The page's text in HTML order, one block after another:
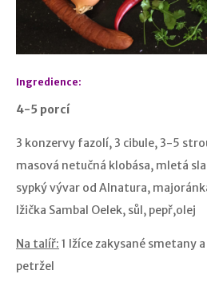
Ingredience:
4-5 porcí
3 konzervy fazolí, 3 cibule, 3-5
masová netučná klobása, mletá
sypký vývar od Alnatura,
lžička Sambal Oelek, sůl, pepř,olej
Na talíř: 1 lžíce zakysané smetany
petržel